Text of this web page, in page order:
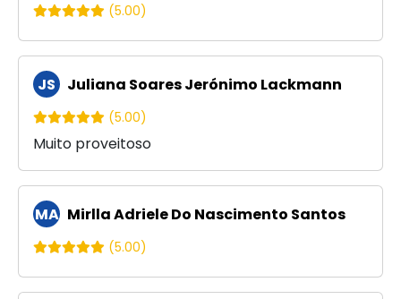
(5.00)
JS Juliana Soares Jerónimo Lackmann
(5.00)
Muito proveitoso
MA Mirlla Adriele Do Nascimento Santos
(5.00)